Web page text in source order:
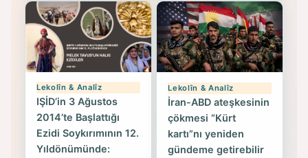
Lekolîn & Analîz
IŞİD’in 3 Ağustos
2014’te Başlattığı
Ezidi Soykırımının 12.
Yıldönümünde:
Lekolîn & Analîz
İran-ABD ateşkesinin
çökmesi “Kürt
kartı”nı yeniden
gündeme getirebilir